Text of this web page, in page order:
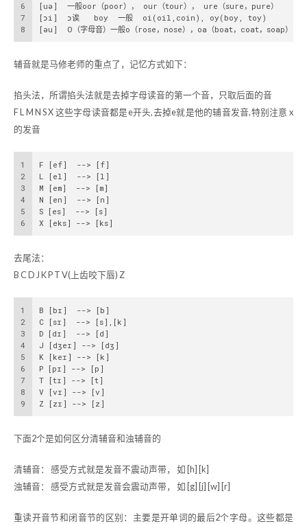
6
7
8
[uə]  一般oor（poor）， our（tour）， ure（sure，pure）
[ɔi]  ɔ诶   boy  一般  oi(oil,coin), oy(boy, toy)
[əu]  O（字母音）一般o（rose，nose），oa（boat，coat，soap），
辅音就是马修老师的重点了，记忆方式如下：
掐头法，所谓掐头法就是去掉字母读音的第一个音，只取后面的音
F L M N S X 这些字母读音都是e开头,去掉e就是他的辅音发音,特别注意 x
的发音
1
2
3
4
5
6
F [ef]  --> [f]
L [el]  --> [l]
M [em]  --> [m]
N [en]  --> [n]
S [es]  --> [s]
X [eks] --> [ks]
去尾法：
B C D J K P T V(上齿咬下唇) Z
1
2
3
4
5
6
7
8
9
B [bɪ]  --> [b]
C [sɪ]  --> [s],[k]
D [dɪ]  --> [d]
J [dʒeɪ] --> [dʒ]
K [keɪ] --> [k]
P [pɪ] --> [p]
T [tɪ] --> [t]
V [vɪ] --> [v]
Z [zɪ] --> [z]
下面2个是如何区分清辅音和浊辅音的
清辅音： 感受方式就是发音不震动声带， 如 [h] [k]
浊辅音： 感受方式就是发音会震动声带， 如 [g] [j] [w] [r]
重读开音节和闭音节的区别：主要是开单词的最后2个字母。这些都是